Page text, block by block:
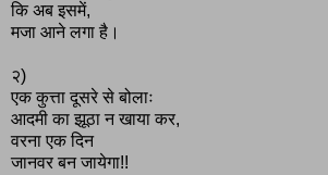
कि अब इसमें,
मजा आने लगा है।
२)
एक कुत्ता दूसरे से बोलाः
आदमी का झूठा न खाया कर,
वरना एक दिन
जानवर बन जायेगा!!